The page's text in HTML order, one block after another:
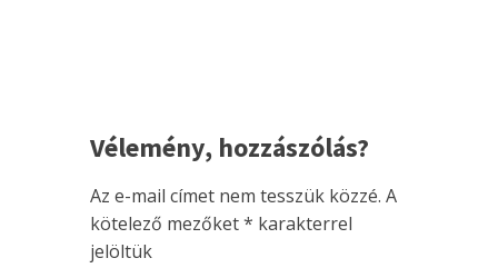
Vélemény, hozzászólás?
Az e-mail címet nem tesszük közzé. A
kötelező mezőket* karakterrel
jelöltük